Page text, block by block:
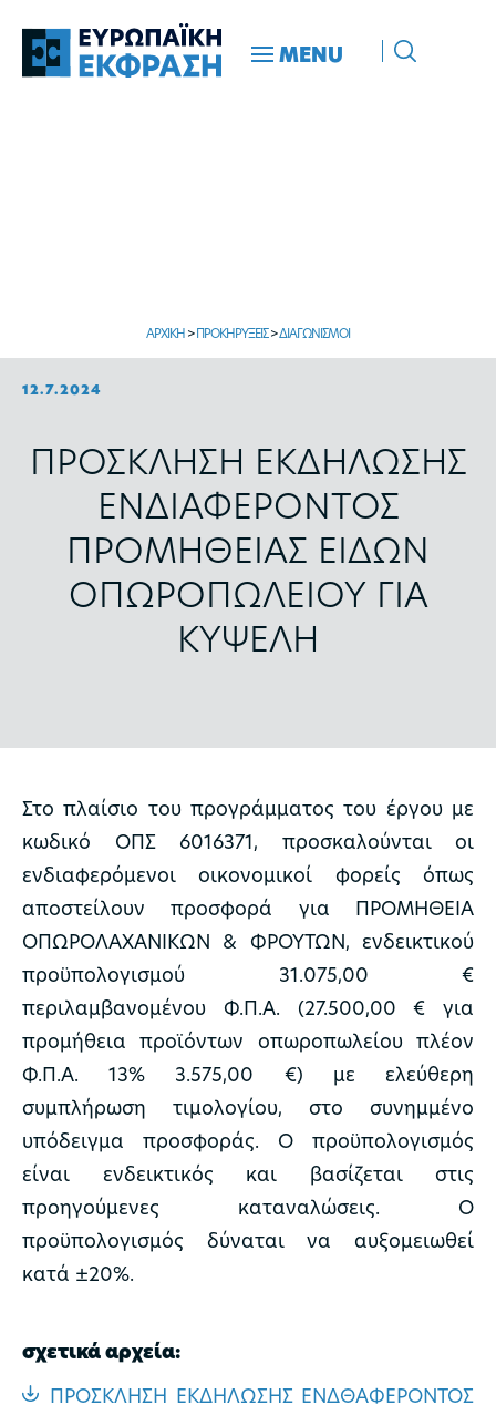
MENU
ΑΡΧΙΚΗ >ΠΡΟΚΗΡΥΞΕΙΣ>ΔΙΑΓΩΝΙΣΜΟΙ
12.7.2024
ΠΡΟΣΚΛΗΣΗ ΕΚΔΗΛΩΣΗΣ
ΕΝΔΙΑΦΕΡΟΝΤΟΣ
ΠΡΟΜΗΘΕΙΑΣ ΕΙΔΩΝ
ΟΠΩΡΟΠΩΛΕΙΟΥ ΓΙΑ
ΚΥΨΕΛΗ
Στο πλαίσιο του προγράμματος του έργου με
κωδικό ΟΠΣ 6016371, προσκαλούνται οι
ενδιαφερόμενοι οικονομικοί φορείς όπως
αποστείλουν προσφορά για ΠΡΟΜΗΘΕΙΑ
ΟΠΩΡΟΛΑΧΑΝΙΚΩΝ & ΦΡΟΥΤΩΝ, ενδεικτικού
προϋπολογισμού 31.075,00 €
περιλαμβανομένου Φ.Π.Α. (27.500,00 € για
προμήθεια προϊόντων οπωροπωλείου πλέον
Φ.Π.Α. 13% 3.575,00 €) με ελεύθερη
συμπλήρωση τιμολογίου, στο συνημμένο
υπόδειγμα προσφοράς. Ο προϋπολογισμός
είναι ενδεικτικός και βασίζεται στις
προηγούμενες καταναλώσεις. Ο
προϋπολογισμός δύναται να αυξομειωθεί
κατά ±20%.
σχετικά αρχεία:
ΠΡΟΣΚΛΗΣΗ ΕΚΔΗΛΩΣΗΣ ΕΝΔΘΑΦΕΡΟΝΤΟΣ